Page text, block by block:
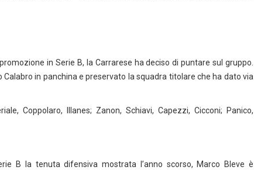
in Serie B, la Carrarese ha deciso di puntare sul gruppo.
in panchina e preservato la squadra titolare che ha dato via
Coppolaro, Illanes; Zanon, Schiavi, Capezzi, Cicconi; Panico,
B la tenuta difensiva mostrata l’anno scorso, Marco Bleve è